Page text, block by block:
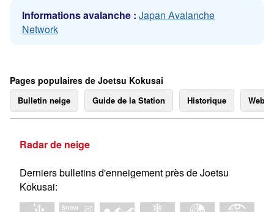
Informations avalanche : Japan Avalanche
Network
Pages populaires de Joetsu Kokusai
Bulletin neige Guide de la Station Historique
Radar de neige
Derniers bulletins d'enneigement près de Joetsu
Kokusai: